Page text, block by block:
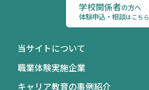
学校関係者の方へ
体験申込・相談はこちら
当サイトについて
職業体験実施企業
キャリア教育の事例紹介